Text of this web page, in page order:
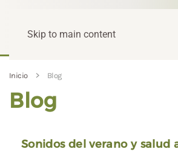
Skip to main content
Inicio Blog
Blog
Sonidos del verano y salud